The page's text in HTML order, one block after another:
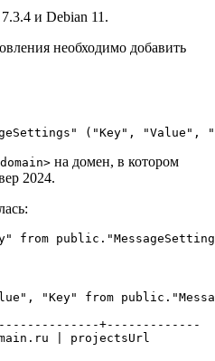
и Debian 11.
необходимо добавить
("Key",
на домен, в котором
2024.
from
"Key" from
+-------------
| projectsUrl